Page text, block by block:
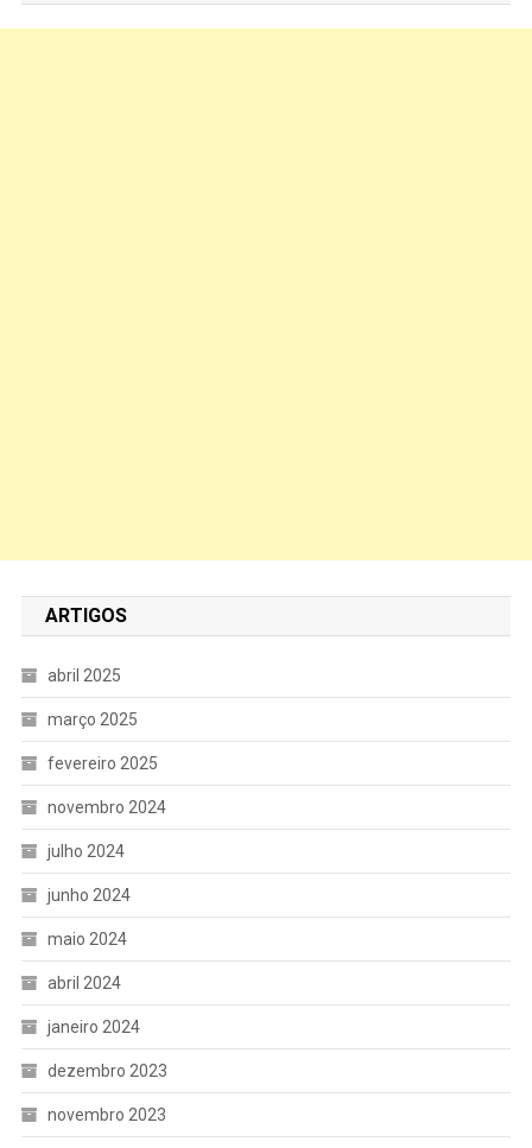
ARTIGOS
abril 2025
março 2025
fevereiro 2025
novembro 2024
julho 2024
junho 2024
maio 2024
abril 2024
janeiro 2024
dezembro 2023
novembro 2023